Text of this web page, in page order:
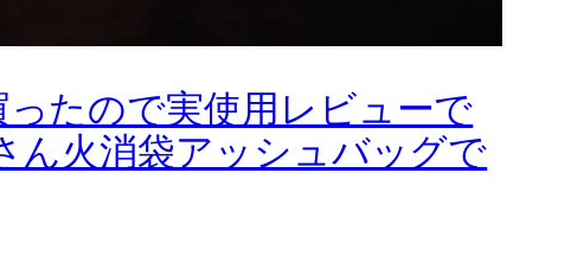
たので実使用レビューで
ん火消袋アッシュバッグで